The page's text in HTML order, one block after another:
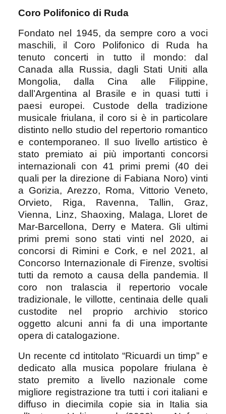
Coro Polifonico di Ruda
Fondato nel 1945, da sempre coro a voci
maschili, il Coro Polifonico di Ruda ha
tenuto concerti in tutto il mondo: dal
Canada alla Russia, dagli Stati Uniti alla
Mongolia, dalla Cina alle Filippine,
dall’Argentina al Brasile e in quasi tutti i
paesi europei. Custode della tradizione
musicale friulana, il coro si è in particolare
distinto nello studio del repertorio romantico
e contemporaneo. Il suo livello artistico è
stato premiato ai più importanti concorsi
internazionali con 41 primi premi (40 dei
quali per la direzione di Fabiana Noro) vinti
a Gorizia, Arezzo, Roma, Vittorio Veneto,
Orvieto, Riga, Ravenna, Tallin, Graz,
Vienna, Linz, Shaoxing, Malaga, Lloret de
Mar-Barcellona, Derry e Matera. Gli ultimi
primi premi sono stati vinti nel 2020, ai
concorsi di Rimini e Cork, e nel 2021, al
Concorso Internazionale di Firenze, svoltisi
tutti da remoto a causa della pandemia. Il
coro non tralascia il repertorio vocale
tradizionale, le villotte, centinaia delle quali
custodite nel proprio archivio storico
oggetto alcuni anni fa di una importante
opera di catalogazione.
Un recente cd intitolato “Ricuardi un timp” e
dedicato alla musica popolare friulana è
stato premito a livello nazionale come
migliore registrazione tra tutti i cori italiani e
diffuso in diecimila copie sia in Italia sia